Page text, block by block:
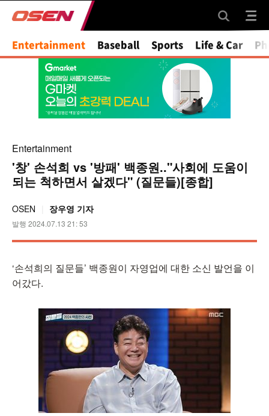
Entertainment Baseball Sports Life & Car
Entertainment
'창' 손석희 vs '방패' 백종원.."사회에 도움이
되는 척하면서 살겠다" (질문들)[종합]
OSEN 장우영 기자
발행 2024.07.13 21: 53
‘손석희의 질문들’ 백종원이 자영업에 대한 소신 발언을 이
어갔다.